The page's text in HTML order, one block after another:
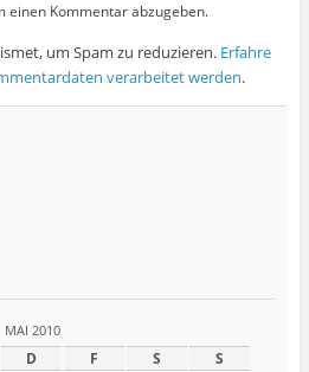
einen Kommentar abzugeben.
um Spam zu reduzieren. Erfahre
verarbeitet werden.
MAI 2010
D F S S